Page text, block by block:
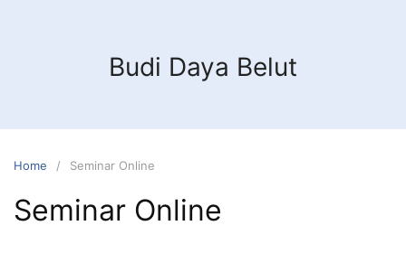
Budi Daya Belut
Home Seminar Online
Seminar Online